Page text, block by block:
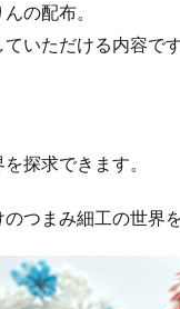
の配布。
いただける内容です
探求できます。
つまみ細工の世界